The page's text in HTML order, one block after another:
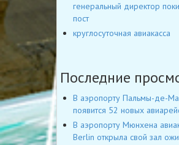
генеральный директор
пост
круглосуточная авиакасса
Последние
В аэропорту Пальмы-де-
появится 52 новых
В аэропорту Мюнхена
Berlin открыла свой зал